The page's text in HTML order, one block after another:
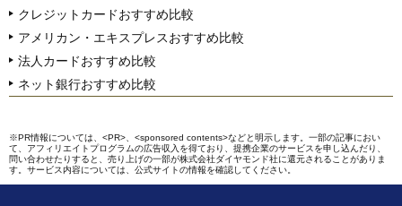
クレジットカードおすすめ比較
アメリカン・エキスプレスおすすめ比較
法人カードおすすめ比較
ネット銀行おすすめ比較
※PR情報については、<PR>、<sponsored contents>などと明示します。一部の記事におい
て、アフィリエイトプログラムの広告収入を得ており、提携企業のサービスを申し込んだり、
問い合わせたりすると、売り上げの一部が株式会社ダイヤモンド社に還元されることがありま
す。サービス内容については、公式サイトの情報を確認してください。